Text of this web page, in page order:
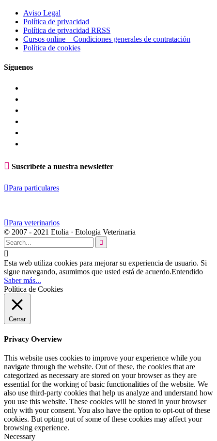
Aviso Legal
Política de privacidad
Política de privacidad RRSS
Cursos online – Condiciones generales de contratación
Política de cookies
Síguenos
 Suscríbete a nuestra newsletter
Para particulares
Para veterinarios
© 2007 - 2021 Etolia · Etología Veterinaria


Esta web utiliza cookies para mejorar su experiencia de usuario. Si
sigue navegando, asumimos que usted está de acuerdo.Entendido
Saber más...
Política de Cookies
Cerrar
Privacy Overview
This website uses cookies to improve your experience while you
navigate through the website. Out of these, the cookies that are
categorized as necessary are stored on your browser as they are
essential for the working of basic functionalities of the website. We
also use third-party cookies that help us analyze and understand how
you use this website. These cookies will be stored in your browser
only with your consent. You also have the option to opt-out of these
cookies. But opting out of some of these cookies may affect your
browsing experience.
Necessary